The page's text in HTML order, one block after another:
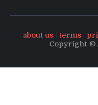
about us| terms|
Copyright ©